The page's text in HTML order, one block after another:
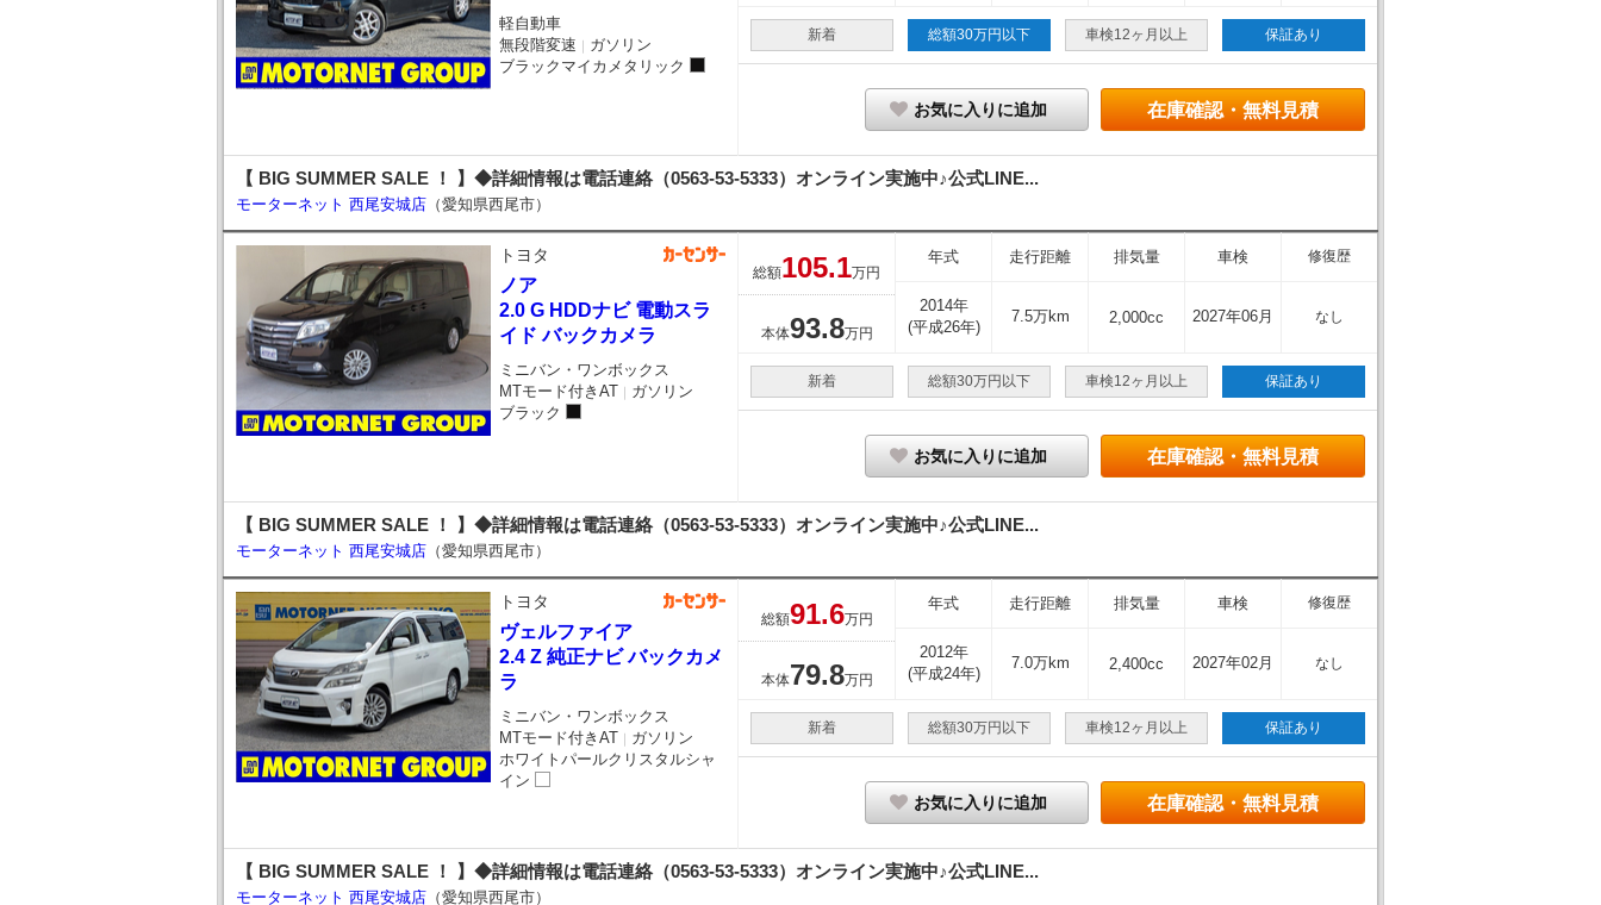
軽自動車
無段階変速 ｜ ガソリン
ブラックマイカメタリック
新着 総額30万円以下 車検12ヶ月以上 保証あり
在庫確認・無料見積
お気に入りに追加
【 BIG SUMMER SALE ！ 】◆詳細情報は電話連絡（0563-53-5333）オンライン実施中♪公式LINE...
モーターネット 西尾安城店 （愛知県西尾市）
トヨタ
ノア
2.0 G HDDナビ 電動スラ
イド バックカメラ
ミニバン・ワンボックス
MTモード付きAT ｜ ガソリン
ブラック
総額105.1万円
本体93.8万円
年式 走行距離 排気量 車検 修復歴
2014年
(平成26年)
7.5万km 2,000cc 2027年06月 なし
新着 総額30万円以下 車検12ヶ月以上 保証あり
在庫確認・無料見積
お気に入りに追加
【 BIG SUMMER SALE ！ 】◆詳細情報は電話連絡（0563-53-5333）オンライン実施中♪公式LINE...
モーターネット 西尾安城店 （愛知県西尾市）
トヨタ
ヴェルファイア
2.4 Z 純正ナビ バックカメ
ラ
ミニバン・ワンボックス
MTモード付きAT ｜ ガソリン
ホワイトパールクリスタルシャ
イン
総額91.6万円
本体79.8万円
年式 走行距離 排気量 車検 修復歴
2012年
(平成24年)
7.0万km 2,400cc 2027年02月 なし
新着 総額30万円以下 車検12ヶ月以上 保証あり
在庫確認・無料見積
お気に入りに追加
【 BIG SUMMER SALE ！ 】◆詳細情報は電話連絡（0563-53-5333）オンライン実施中♪公式LINE...
モーターネット 西尾安城店 （愛知県西尾市）